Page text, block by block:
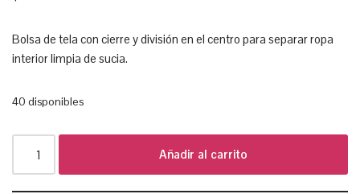
Bolsa de tela con cierre y división en el centro para separar ropa
interior limpia de sucia.
40 disponibles
Añadir al carrito